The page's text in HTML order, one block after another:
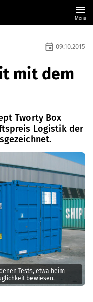
menu
Menü
Tests, etwa beim
bewiesen.
event 09.10.2015
mit dem
Tworty Box
Logistik der